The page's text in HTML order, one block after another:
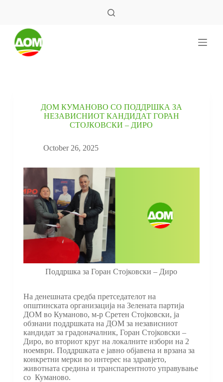
ДОМ КУМАНОВО СО ПОДДРШКА ЗА
НЕЗАВИСНИОТ КАНДИДАТ ГОРАН
СТОЈКОВСКИ – ДИРО
October 26, 2025
Поддршка за Горан Стојковски – Диро
На денешната средба претседателот на
општинската организација на Зелената партија
ДОМ во Куманово, м-р Сретен Стојковски, ја
обзнани поддршката на ДОМ за независниот
кандидат за градоначалник, Горан Стојковски –
Диро, во вториот круг на локалните избори на 2
ноември. Поддршката е јавно објавена и врзана за
конкретни мерки во интерес на здравјето,
животната средина и транспарентното управување
со Куманово.